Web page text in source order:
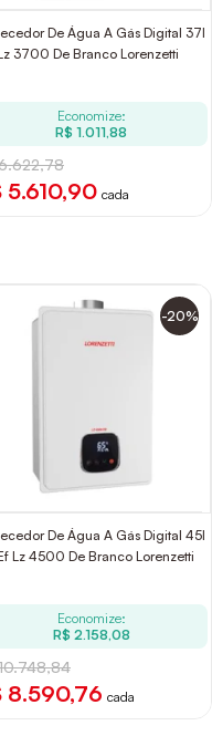
De Água A Gás Digital 37l
3700 De Branco Lorenzetti
Economize:
R$ 1.011,88
5.610,90 cada
-20%
De Água A Gás Digital 45l
Lz 4500 De Branco Lorenzetti
Economize:
R$ 2.158,08
8.590,76 cada